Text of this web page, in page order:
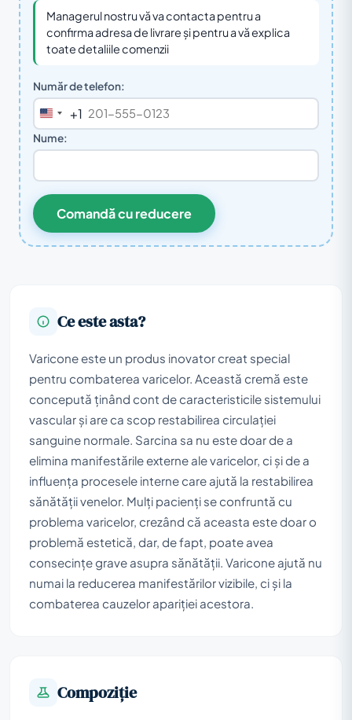
Managerul nostru vă va contacta pentru a
confirma adresa de livrare și pentru a vă explica
toate detaliile comenzii
Număr de telefon:
United
States
+1
Nume:
Comandă cu reducere
Ce este asta?
Varicone este un produs inovator creat special
pentru combaterea varicelor. Această cremă este
concepută ținând cont de caracteristicile sistemului
vascular și are ca scop restabilirea circulației
sanguine normale. Sarcina sa nu este doar de a
elimina manifestările externe ale varicelor, ci și de a
influența procesele interne care ajută la restabilirea
sănătății venelor. Mulți pacienți se confruntă cu
problema varicelor, crezând că aceasta este doar o
problemă estetică, dar, de fapt, poate avea
consecințe grave asupra sănătății. Varicone ajută nu
numai la reducerea manifestărilor vizibile, ci și la
combaterea cauzelor apariției acestora.
Compoziţie